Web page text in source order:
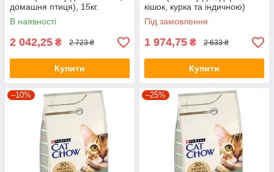
домашня птиця), 15кг.
В наявності
2 042,25 ₴ 2 723 ₴
Купити
кішок, курка та індичною)
15кг.
Під замовлення
1 974,75 ₴ 2 633 ₴
Купити
–10% –25%